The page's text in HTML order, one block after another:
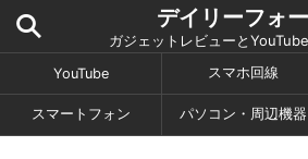
デイリーフォ
ガジェットレビューと
YouTube スマホ回線
スマートフォン パソコン・周辺機器